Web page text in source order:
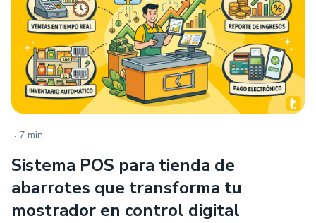
. 7 min
Sistema POS para tienda de
abarrotes que transforma tu
mostrador en control digital